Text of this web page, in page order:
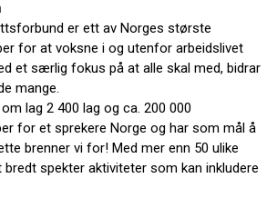
er ett av Norges største
for at voksne i og utenfor arbeidslivet
et særlig fokus på at alle skal med, bidrar
mange.
lag 2 400 lag og ca. 200 000
for et sprekere Norge og har som mål å
brenner vi for! Med mer enn 50 ulike
spekter aktiviteter som kan inkludere